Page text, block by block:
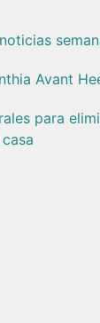
Avant
para